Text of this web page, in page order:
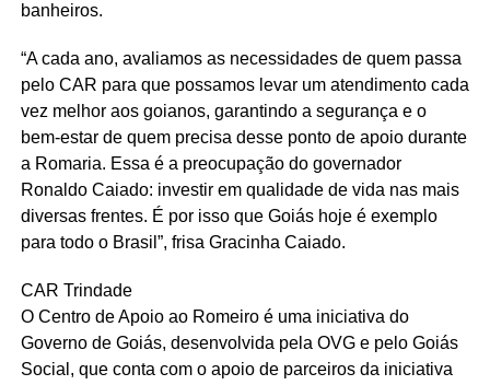
banheiros.
“A cada ano, avaliamos as necessidades de quem passa
pelo CAR para que possamos levar um atendimento cada
vez melhor aos goianos, garantindo a segurança e o
bem-estar de quem precisa desse ponto de apoio durante
a Romaria. Essa é a preocupação do governador
Ronaldo Caiado: investir em qualidade de vida nas mais
diversas frentes. É por isso que Goiás hoje é exemplo
para todo o Brasil”, frisa Gracinha Caiado.
CAR Trindade
O Centro de Apoio ao Romeiro é uma iniciativa do
Governo de Goiás, desenvolvida pela OVG e pelo Goiás
Social, que conta com o apoio de parceiros da iniciativa